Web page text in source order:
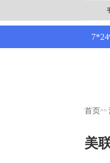
首页>>
美